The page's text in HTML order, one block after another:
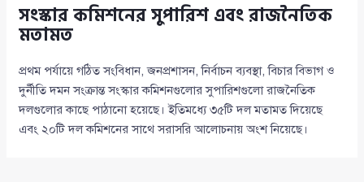
সংস্কার কমিশনের সুপারিশ এবং রাজনৈতিক
মতামত
প্রথম পর্যায়ে গঠিত সংবিধান, জনপ্রশাসন, নির্বাচন ব্যবস্থা, বিচার বিভাগ ও
দুর্নীতি দমন সংক্রান্ত সংস্কার কমিশনগুলোর সুপারিশগুলো রাজনৈতিক
দলগুলোর কাছে পাঠানো হয়েছে। ইতিমধ্যে ৩৫টি দল মতামত দিয়েছে
এবং ২০টি দল কমিশনের সাথে সরাসরি আলোচনায় অংশ নিয়েছে।